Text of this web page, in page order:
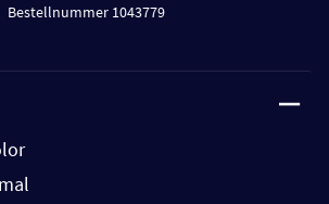
Bestellnummer 1043779